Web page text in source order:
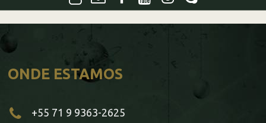
ONDE ESTAMOS
+55 71 9 9363-2625